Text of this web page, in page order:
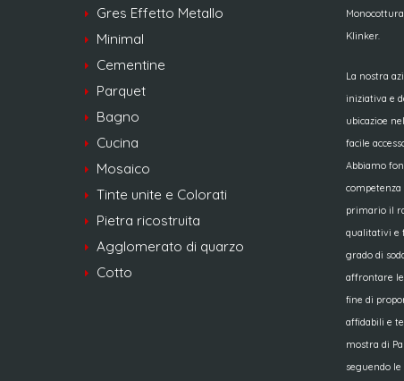
Gres Effetto Metallo
Minimal
Cementine
Parquet
Bagno
Cucina
Mosaico
Tinte unite e Colorati
Pietra ricostruita
Agglomerato di quarzo
Cotto
Klinker.
La nostra
iniziativa e
ubicazioe
facile
Abbiamo
primario il
qualitativi e
grado di
affrontare le
fine di
affidabili e
mostra di
seguendo